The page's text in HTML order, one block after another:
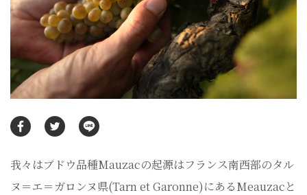
我々はブドウ品種Mauzacの起源はフランス南西部のタル
ヌ＝エ＝ガロンヌ県(Tarn et Garonne)にあるMeauzacと